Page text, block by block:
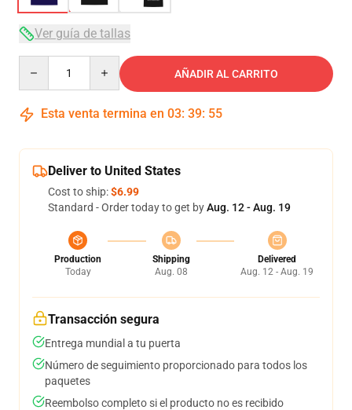
Ver guía de tallas
AÑADIR AL CARRITO
Esta venta termina en 03: 39: 54
Deliver to United States
Cost to ship:$6.99
Standard - Order today to get byAug. 12 - Aug. 19
Production
Today
Shipping
Aug. 08
Delivered
Aug. 12 - Aug. 19
Transacción segura
Entrega mundial a tu puerta
Número de seguimiento proporcionado para todos los
paquetes
Reembolso completo si el producto no es recibido